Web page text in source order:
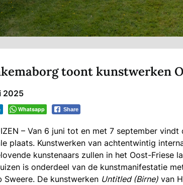
toont kunstwerken
2025
Whatsapp Share
– Van 6 juni tot en met 7 september
plaats. Kunstwerken van achtentwintig
kunstenaars zullen in het Oost-Friese
is onderdeel van de kunstmanifestatie
Sweere. De kunstwerken Untitled (Birne) van